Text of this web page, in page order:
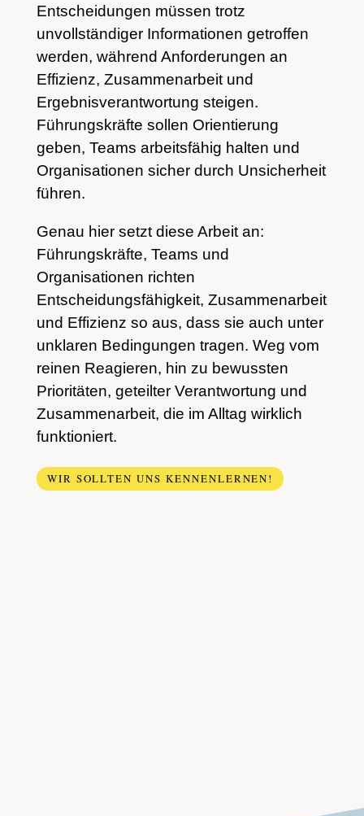
Entscheidungen müssen trotz
unvollständiger Informationen getroffen
werden, während Anforderungen an
Effizienz, Zusammenarbeit und
Ergebnisverantwortung steigen.
Führungskräfte sollen Orientierung
geben, Teams arbeitsfähig halten und
Organisationen sicher durch Unsicherheit
führen.
Genau hier setzt diese Arbeit an:
Führungskräfte, Teams und
Organisationen richten
Entscheidungsfähigkeit, Zusammenarbeit
und Effizienz so aus, dass sie auch unter
unklaren Bedingungen tragen. Weg vom
reinen Reagieren, hin zu bewussten
Prioritäten, geteilter Verantwortung und
Zusammenarbeit, die im Alltag wirklich
funktioniert.
WIR SOLLTEN UNS KENNENLERNEN!